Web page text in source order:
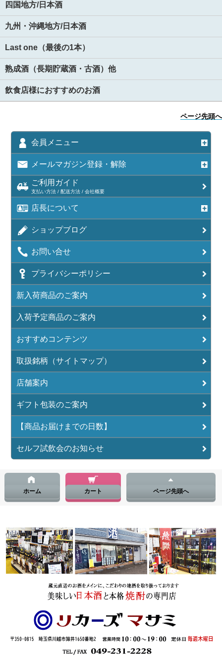
四国地方/日本酒
九州・沖縄地方/日本酒
Last one（最後の1本）
熟成酒（長期貯蔵酒・古酒）他
飲食店様におすすめのお酒
ページ先頭へ
会員メニュー
メールマガジン登録・解除
ご利用ガイド
支払い方法 / 配送方法 / 会社概要
店長について
ショップブログ
お問い合せ
プライバシーポリシー
新入荷商品のご案内
入荷予定商品のご案内
おすすめコンテンツ
取扱銘柄（サイトマップ）
店舗案内
ギフト包装のご案内
【商品お届けまでの日数】
セルフ試飲会のお知らせ
ホーム カート ページ先頭へ